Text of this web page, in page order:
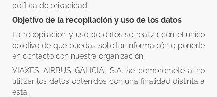
política de privacidad.
Objetivo de la recopilación y uso de los datos
La recopilación y uso de datos se realiza con el único
objetivo de que puedas solicitar información o ponerte
en contacto con nuestra organización.
VIAXES AIRBUS GALICIA, S.A. se compromete a no
utilizar los datos obtenidos con una finalidad distinta a
esta.